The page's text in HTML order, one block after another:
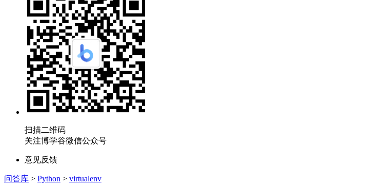
扫描二维码
关注博学谷微信公众号
意见反馈
问答库 > Python > virtualenv